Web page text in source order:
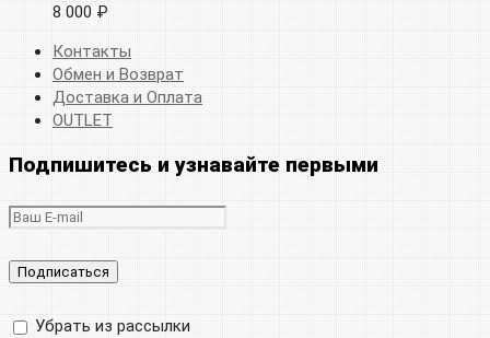
8 000 ₽
Контакты
Обмен и Возврат
Доставка и Оплата
OUTLET
Подпишитесь и узнавайте первыми
Убрать из рассылки